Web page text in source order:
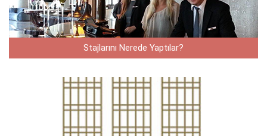
Stajlarını Nerede Yaptılar?